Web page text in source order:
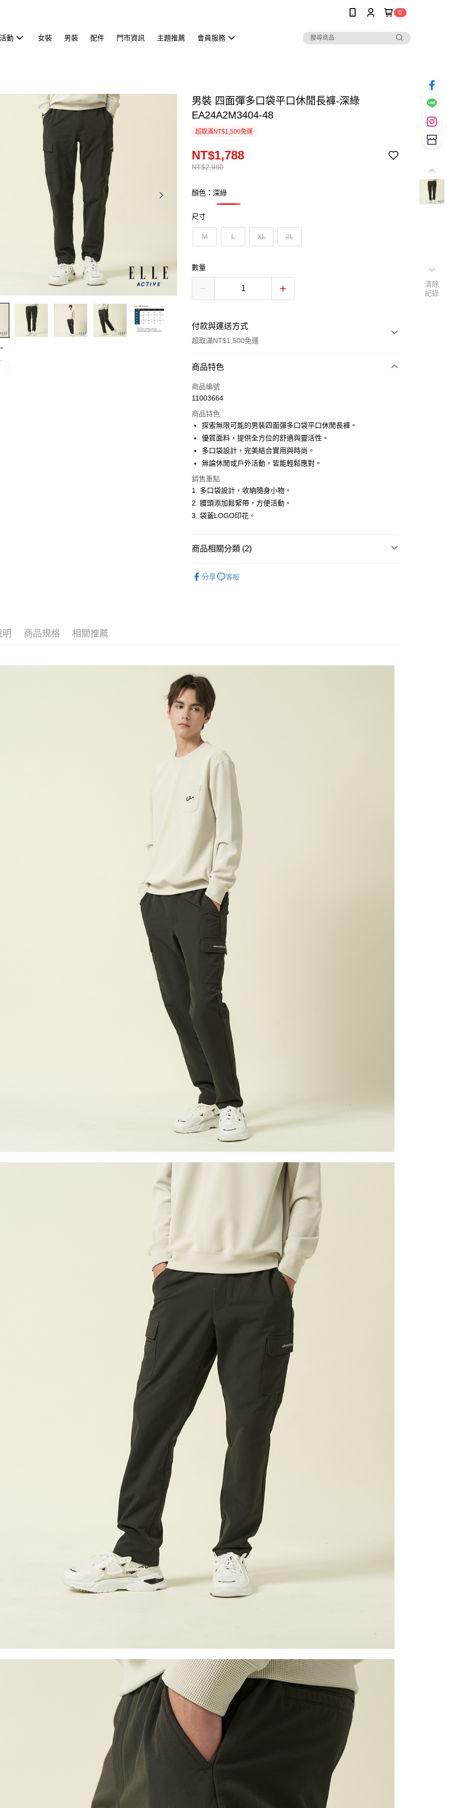
0
動 女裝 男裝 配件 門市資訊 主題推薦 會員服務
男裝 四面彈多口袋平口休閒長褲-深綠
EA24A2M3404-48
超取滿NT$1,500免運
NT$2,980
NT$1,788
顏色：深綠
尺寸
M L XL 2L
數量
付款與運送方式
超取滿NT$1,500免運
付款方式
信用卡一次付款
LINE Pay
Apple Pay
悠遊付
ATM付款
運送方式
每筆NT$60，滿NT$1,500(含以上)免運費
每筆NT$60，滿NT$1,500(含以上)免運費
每筆NT$60，滿NT$1,500(含以上)免運費
付款後7-11取貨
每筆NT$60，滿NT$1,500(含以上)免運費
宅配(本島)
每筆NT$90，滿NT$1,500(含以上)免運費
宅配(離島)
每筆NT$225，滿NT$1,500(含以上)免運費
商品特色
商品編號
11003664
商品特色
探索無限可能的男裝四面彈多口袋平口休閒長褲。
優質面料，提供全方位的舒適與靈活性。
多口袋設計，完美結合實用與時尚。
無論休閒或戶外活動，皆能輕鬆應對。
銷售重點
1. 多口袋設計，收納隨身小物。
2. 腰頭添加鬆緊帶，方便活動。
3. 袋蓋LOGO印花。
商品相關分類 (2)
分享 客服
明 商品規格 相關推薦
清除
紀錄